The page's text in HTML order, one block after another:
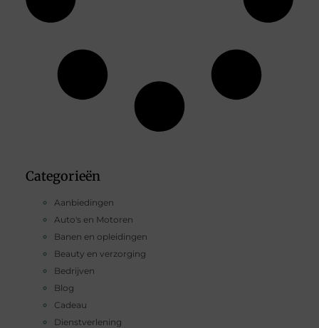
Categorieën
Aanbiedingen
Auto's en Motoren
Banen en opleidingen
Beauty en verzorging
Bedrijven
Blog
Cadeau
Dienstverlening